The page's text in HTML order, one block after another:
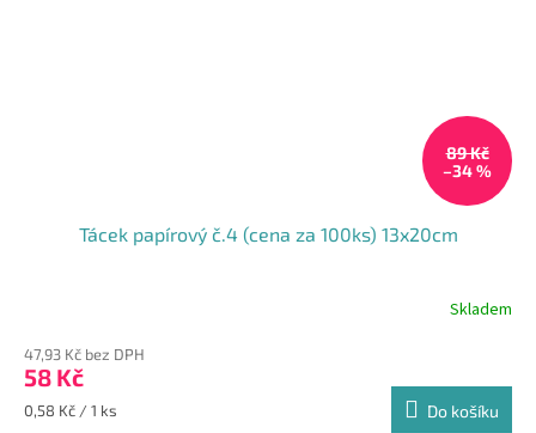
89 Kč
–34 %
Tácek papírový č.4 (cena za 100ks) 13x20cm
produktu
je
4,7
Skladem
47,93 Kč bez DPH
58 Kč
Měrná
0,58 Kč / 1 ks Do košíku